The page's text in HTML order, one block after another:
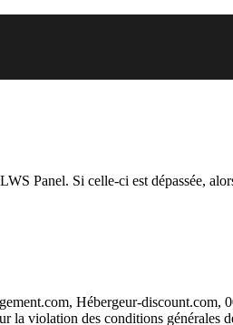
Panel. Si celle-ci est dépassée,
Hébergeur-
la violation des conditions générales